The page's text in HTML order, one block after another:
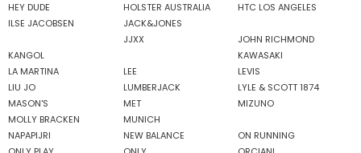
HEY DUDE
HOLSTER AUSTRALIA
HTC LOS ANGELES
ILSE JACOBSEN
JACK&JONES
JJXX
JOHN RICHMOND
KANGOL
KAWASAKI
LA MARTINA
LEE
LEVIS
LIU JO
LUMBERJACK
LYLE & SCOTT 1874
MASON'S
MET
MIZUNO
MOLLY BRACKEN
MUNICH
NAPAPIJRI
NEW BALANCE
ON RUNNING